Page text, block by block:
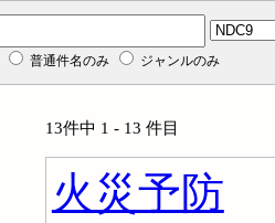
普通件名のみ ジャンルのみ
13件中 1 - 13 件目
火災予防